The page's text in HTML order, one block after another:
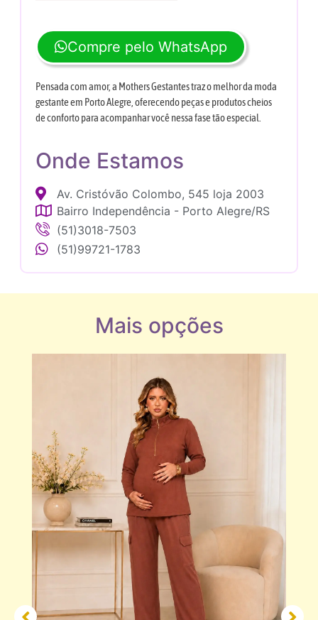
Compre pelo WhatsApp
Pensada com amor, a Mothers Gestantes traz o melhor da moda
gestante em Porto Alegre, oferecendo peças e produtos cheios
de conforto para acompanhar você nessa fase tão especial.
Onde Estamos
Av. Cristóvão Colombo, 545 loja 2003
Bairro Independência - Porto Alegre/RS
(51)3018-7503
(51)99721-1783
Mais opções